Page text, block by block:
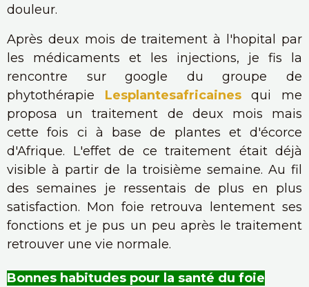
douleur.
Après deux mois de traitement à l'hopital par
les médicaments et les injections, je fis la
rencontre sur google du groupe de
phytothérapie Lesplantesafricainesqui me
proposa un traitement de deux mois mais
cette fois ci à base de plantes et d'écorce
d'Afrique. L'effet de ce traitement était déjà
visible à partir de la troisième semaine. Au fil
des semaines je ressentais de plus en plus
satisfaction. Mon foie retrouva lentement ses
fonctions et je pus un peu après le traitement
retrouver une vie normale.
Bonnes habitudes pour la santé du foie